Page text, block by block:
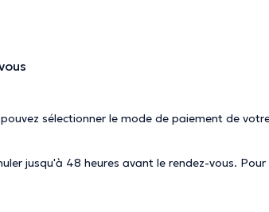
sélectionner le mode de paiement de
jusqu'à 48 heures avant le rendez-vous.